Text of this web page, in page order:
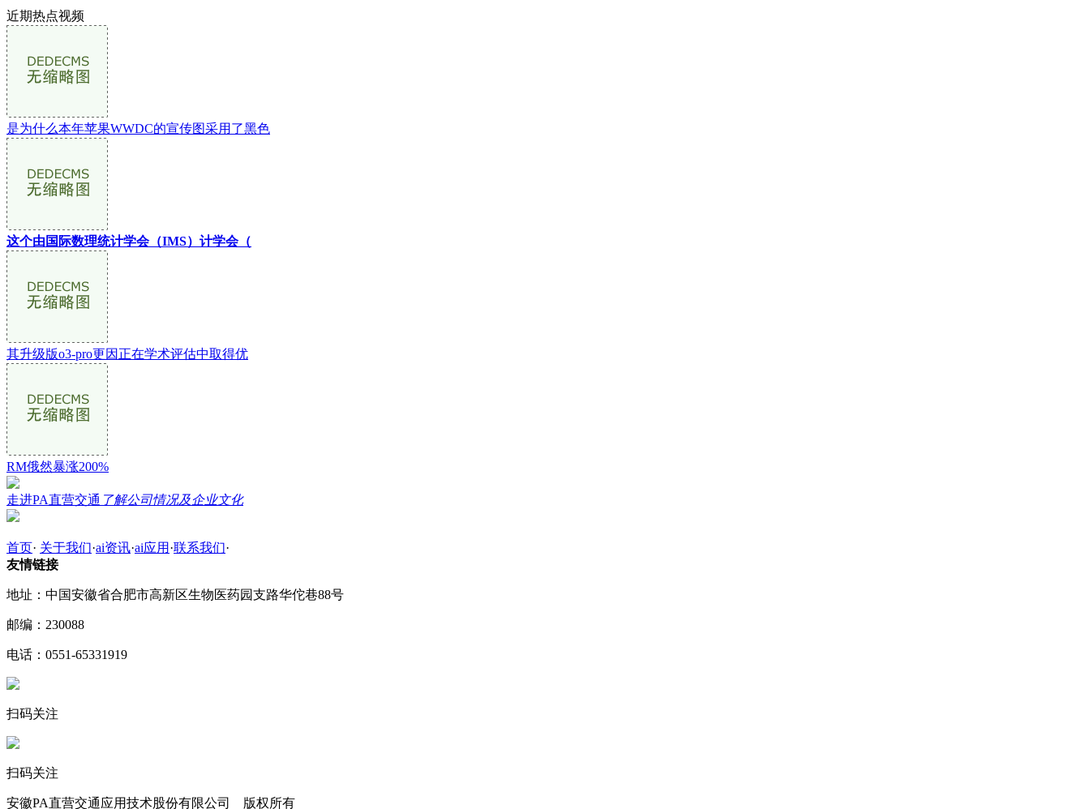
近期热点视频
是为什么本年苹果WWDC的宣传图采用了黑色
这个由国际数理统计学会（IMS）计学会（
其升级版o3-pro更因正在学术评估中取得优
RM俄然暴涨200%
走进PA直营交通 了解公司情况及企业文化
首页· 关于我们·ai资讯·ai应用 ·联系我们·
友情链接
地址：中国安徽省合肥市高新区生物医药园支路华佗巷88号
邮编：230088
电话：0551-65331919
扫码关注
扫码关注
安徽PA直营交通应用技术股份有限公司 版权所有